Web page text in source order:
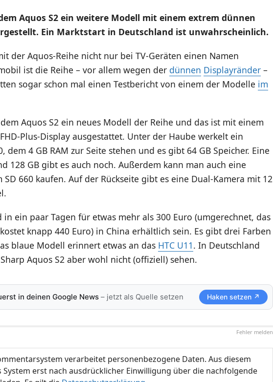
Aquos S2 ein weitere Modell mit einem extrem dünnen
Ein Marktstart in Deutschland ist unwahrscheinlich.
der Aquos-Reihe nicht nur bei TV-Geräten einen Namen
ist die Reihe – vor allem wegen der dünnen Displayränder–
sogar schon mal einen Testbericht von einem der Modelle im
Aquos S2 ein neues Modell der Reihe und das ist mit einem
Plus-Display ausgestattet. Unter der Haube werkelt ein
dem 4 GB RAM zur Seite stehen und es gibt 64 GB Speicher. Eine
128 GB gibt es auch noch. Außerdem kann man auch eine
660 kaufen. Auf der Rückseite gibt es eine Dual-Kamera mit 12
ein paar Tagen für etwas mehr als 300 Euro (umgerechnet, das
knapp 440 Euro) in China erhältlich sein. Es gibt drei Farben
blaue Modell erinnert etwas an das HTC U11. In Deutschland
Aquos S2 aber wohl nicht (offiziell) sehen.
in deinen Google News– jetzt als Quelle setzen Haken setzen ↗
Fehler melden
verarbeitet personenbezogene Daten. Aus diesem
System erst nach ausdrücklicher Einwilligung über die nachfolgende